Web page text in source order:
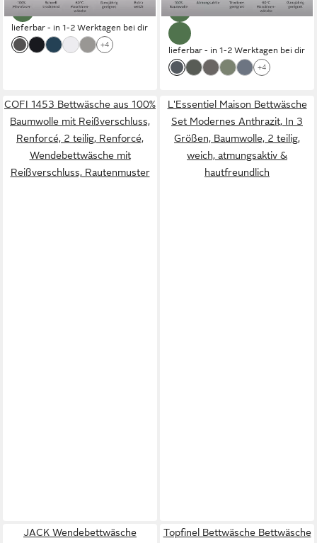
lieferbar - in 1-2 Werktagen bei dir
+4
lieferbar - in 1-2 Werktagen bei dir
+4
COFI 1453 Bettwäsche aus 100%
Baumwolle mit Reißverschluss,
Renforcé, 2 teilig, Renforcé,
Wendebettwäsche mit
Reißverschluss, Rautenmuster
L'Essentiel Maison Bettwäsche
Set Modernes Anthrazit, In 3
Größen, Baumwolle, 2 teilig,
weich, atmungsaktiv &
hautfreundlich
JACK Wendebettwäsche
Topfinel Bettwäsche Bettwäsche